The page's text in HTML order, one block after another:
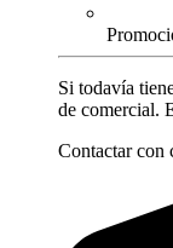
Si todavía
de comercial.
Contactar con